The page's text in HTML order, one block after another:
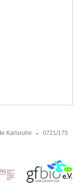
Karlsruhe
0721/175